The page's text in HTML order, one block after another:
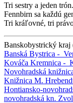
Tri sestry a jeden
Fennbirn sa každú
Tri kráľovné, tri
Banskobystrický kraj
Banská Bystrica -
Kováča Kremnica -
Novohradská
Knižnica M.
Hontiansko-
novohradská kn.